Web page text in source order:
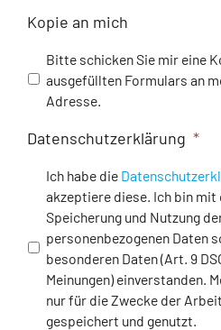
Kopie an mich
Bitte schicken Sie mir eine
ausgefüllten Formulars an
Adresse.
Datenschutzerklärung *
Ich habe die
akzeptiere diese. Ich bin mit
Speicherung und Nutzung
personenbezogenen Daten
besonderen Daten (Art. 9
Meinungen) einverstanden.
nur für die Zwecke der
gespeichert und genutzt.